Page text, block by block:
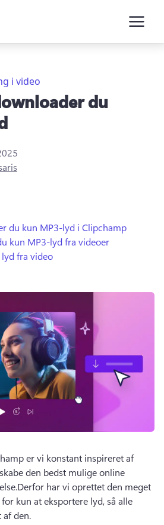
i video
du
du kun MP3-lyd i Clipchamp
kun MP3-lyd fra videoer
fra video
er vi konstant inspireret af
den bedst mulige online
har vi oprettet den meget
kun at eksportere lyd, så alle
af den.